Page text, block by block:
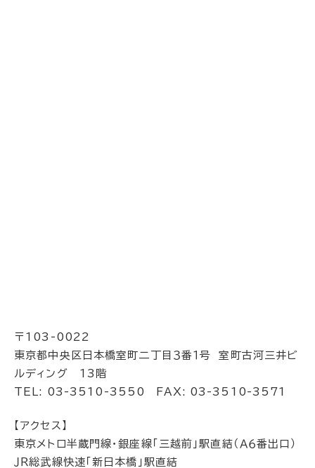
〒103-0022
東京都中央区日本橋室町二丁目３番１号 室町古河三井ビ
ルディング 13階
TEL: 03-3510-3550 FAX: 03-3510-3571
【アクセス】
東京メトロ半蔵門線・銀座線「三越前」駅直結（Ａ６番出口）
ＪＲ総武線快速「新日本橋」駅直結